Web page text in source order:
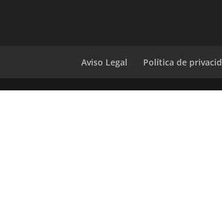
Aviso Legal Política de